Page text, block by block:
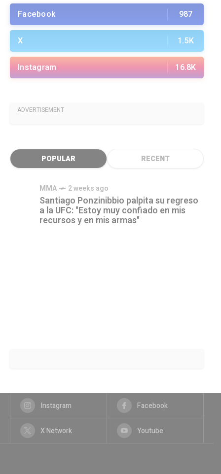
Facebook 987
X 1.5K
Instagram 16.8K
ADVERTISEMENT
POPULAR RECENT
MMA 2 weeks ago
Santiago Ponzinibbio palpita su regreso
a la UFC: "Estoy muy confiado en mis
recursos y en mis armas"
Instagram Facebook
X Network Youtube